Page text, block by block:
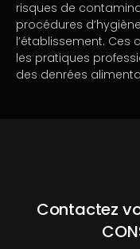
risques de
procédures
l’établissement.
les pratiques
des denrées
Contactez